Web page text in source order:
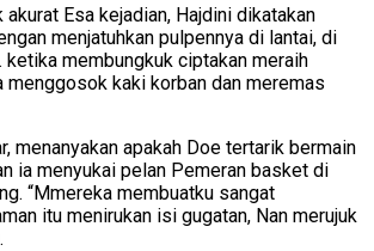
Esa kejadian, Hajdini dikatakan
menjatuhkan pulpennya di lantai, di
ketika membungkuk ciptakan meraih
menggosok kaki korban dan meremas
menanyakan apakah Doe tertarik bermain
ia menyukai pelan Pemeran basket di
“Mmereka membuatku sangat
itu menirukan isi gugatan, Nan merujuk